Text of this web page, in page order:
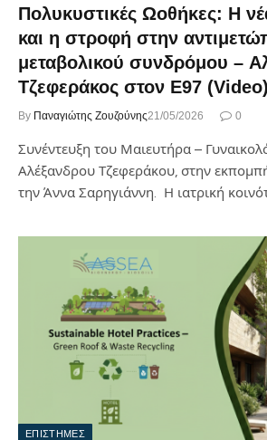
Πολυκυστικές Ωοθήκες: Η
και η στροφή στην
μεταβολικού συνδρόμου –
Τζεφεράκος στον Ε97 (Video)
By Παναγιώτης Ζουζούνης21/05/2026 0
Συνέντευξη του Μαιευτήρα –
Αλέξανδρου Τζεφεράκου, στην
την Άννα Σαρηγιάννη. Η ιατρική
ΕΠΙΣΤΗΜΕΣ